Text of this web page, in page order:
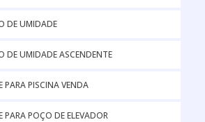
DE UMIDADE
DE UMIDADE ASCENDENTE
PARA PISCINA VENDA
PARA POÇO DE ELEVADOR